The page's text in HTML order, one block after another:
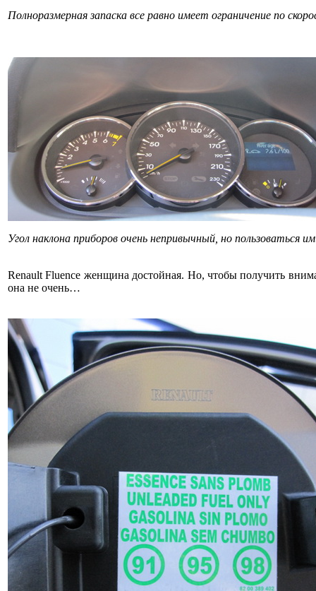
Полноразмерная запаска все равно имеет ограничение по
Угол наклона приборов очень непривычный, но пользоваться
Renault Fluence женщина достойная. Но, чтобы получить
она не очень…